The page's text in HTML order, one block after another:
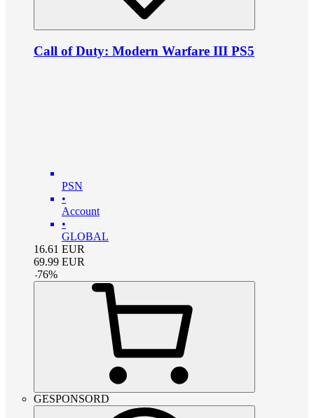
Call of Duty: Modern Warfare III PS5
PSN
•
Account
•
GLOBAL
16.61 EUR
69.99 EUR
-76%
GESPONSORD